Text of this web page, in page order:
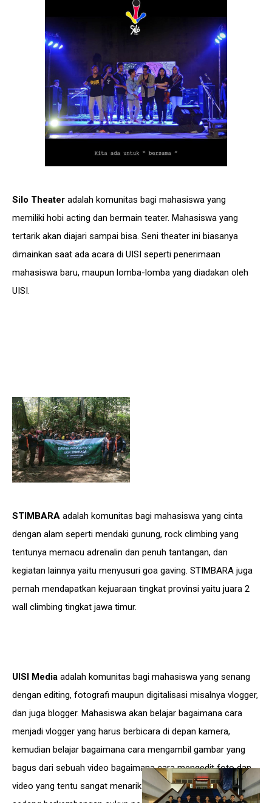
Silo Theater adalah komunitas bagi mahasiswa yang
memiliki hobi acting dan bermain teater. Mahasiswa yang
tertarik akan diajari sampai bisa. Seni theater ini biasanya
dimainkan saat ada acara di UISI seperti penerimaan
mahasiswa baru, maupun lomba-lomba yang diadakan oleh
UISI.
STIMBARA adalah komunitas bagi mahasiswa yang cinta
dengan alam seperti mendaki gunung, rock climbing yang
tentunya memacu adrenalin dan penuh tantangan, dan
kegiatan lainnya yaitu menyusuri goa gaving. STIMBARA juga
pernah mendapatkan kejuaraan tingkat provinsi yaitu juara 2
wall climbing tingkat jawa timur.
UISI Media adalah komunitas bagi mahasiswa yang senang
dengan editing, fotografi maupun digitalisasi misalnya vlogger,
dan juga blogger. Mahasiswa akan belajar bagaimana cara
menjadi vlogger yang harus berbicara di depan kamera,
kemudian belajar bagaimana cara mengambil gambar yang
bagus dari sebuah video bagaimana cara mengedit foto dan
video yang tentu sangat menarik karena saat ini dunia editing